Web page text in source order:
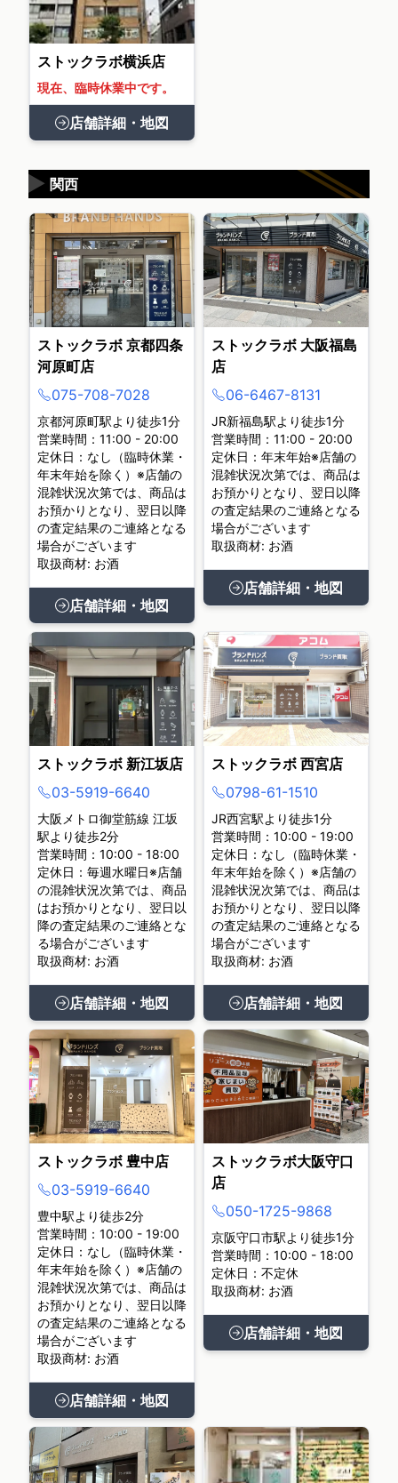
ストックラボ横浜店
現在、臨時休業中です。
店舗詳細・地図
関西
▶
ストックラボ 京都四条
河原町店
075-708-7028
京都河原町駅より徒歩1分
営業時間：11:00 - 20:00
定休日：なし（臨時休業・
年末年始を除く）※店舗の
混雑状況次第では、商品は
お預かりとなり、翌日以降
の査定結果のご連絡となる
場合がございます
取扱商材: お酒
店舗詳細・地図
ストックラボ 大阪福島
店
06-6467-8131
JR新福島駅より徒歩1分
営業時間：11:00 - 20:00
定休日：年末年始※店舗の
混雑状況次第では、商品は
お預かりとなり、翌日以降
の査定結果のご連絡となる
場合がございます
取扱商材: お酒
店舗詳細・地図
ストックラボ 新江坂店
03-5919-6640
大阪メトロ御堂筋線 江坂
駅より徒歩2分
営業時間：10:00 - 18:00
定休日：毎週水曜日※店舗
の混雑状況次第では、商品
はお預かりとなり、翌日以
降の査定結果のご連絡とな
る場合がございます
取扱商材: お酒
店舗詳細・地図
ストックラボ 西宮店
0798-61-1510
JR西宮駅より徒歩1分
営業時間：10:00 - 19:00
定休日：なし（臨時休業・
年末年始を除く）※店舗の
混雑状況次第では、商品は
お預かりとなり、翌日以降
の査定結果のご連絡となる
場合がございます
取扱商材: お酒
店舗詳細・地図
ストックラボ 豊中店
03-5919-6640
豊中駅より徒歩2分
営業時間：10:00 - 19:00
定休日：なし（臨時休業・
年末年始を除く）※店舗の
混雑状況次第では、商品は
お預かりとなり、翌日以降
の査定結果のご連絡となる
場合がございます
取扱商材: お酒
店舗詳細・地図
ストックラボ大阪守口
店
050-1725-9868
京阪守口市駅より徒歩1分
営業時間：10:00 - 18:00
定休日：不定休
取扱商材: お酒
店舗詳細・地図